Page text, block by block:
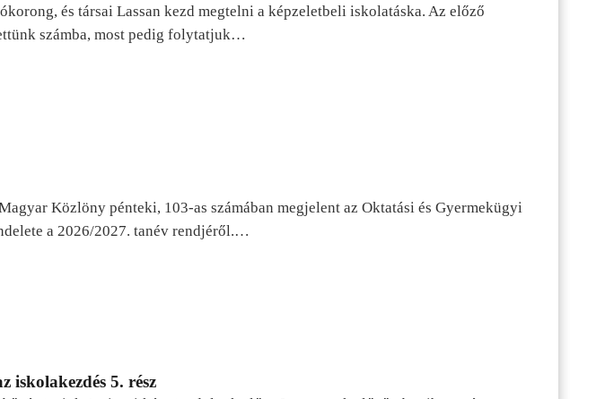
és társai Lassan kezd megtelni a képzeletbeli iskolatáska. Az előző
számba, most pedig folytatjuk…
Közlöny pénteki, 103-as számában megjelent az Oktatási és Gyermekügyi
a 2026/2027. tanév rendjéről.…
iskolakezdés 5. rész